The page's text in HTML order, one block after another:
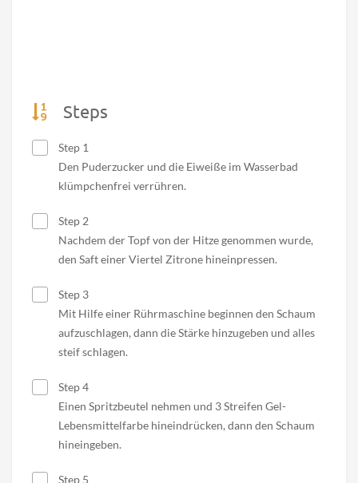
Steps
Step 1
Den Puderzucker und die Eiweiße im Wasserbad
klümpchenfrei verrühren.
Step 2
Nachdem der Topf von der Hitze genommen wurde,
den Saft einer Viertel Zitrone hineinpressen.
Step 3
Mit Hilfe einer Rührmaschine beginnen den Schaum
aufzuschlagen, dann die Stärke hinzugeben und alles
steif schlagen.
Step 4
Einen Spritzbeutel nehmen und 3 Streifen Gel-
Lebensmittelfarbe hineindrücken, dann den Schaum
hineingeben.
Step 5